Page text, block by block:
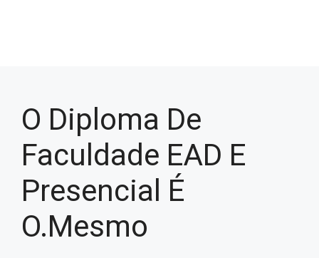
O Diploma De
Faculdade EAD E
Presencial É
O.Mesmo